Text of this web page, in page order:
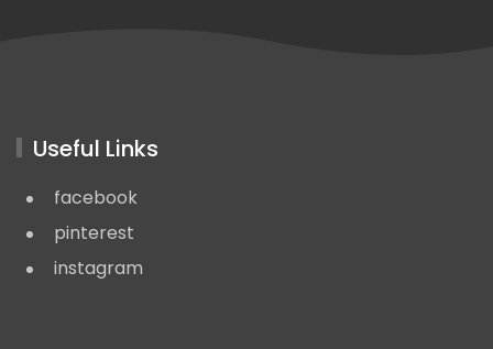
Useful Links
facebook
pinterest
instagram